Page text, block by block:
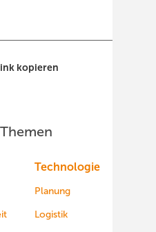
kopieren
Technologie
Planung
Logistik